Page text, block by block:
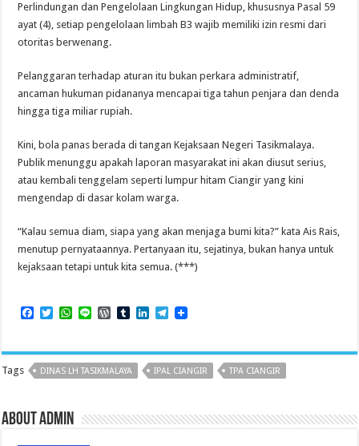
Perlindungan dan Pengelolaan Lingkungan Hidup, khususnya Pasal 59
ayat (4), setiap pengelolaan limbah B3 wajib memiliki izin resmi dari
otoritas berwenang.
Pelanggaran terhadap aturan itu bukan perkara administratif,
ancaman hukuman pidananya mencapai tiga tahun penjara dan denda
hingga tiga miliar rupiah.
Kini, bola panas berada di tangan Kejaksaan Negeri Tasikmalaya.
Publik menunggu apakah laporan masyarakat ini akan diusut serius,
atau kembali tenggelam seperti lumpur hitam Ciangir yang kini
mengendap di dasar kolam warga.
“Kalau semua diam, siapa yang akan menjaga bumi kita?” kata Ais Rais,
menutup pernyataannya. Pertanyaan itu, sejatinya, bukan hanya untuk
kejaksaan tetapi untuk kita semua. (***)
F
e
b
o
T
t
t
e
W
t
s
A
L
e
W
d
P
r
s
T
b
l
r
L
k
e
d
T
e
g
r
Tags DINAS LH TASIKMALAYA IPAL CIANGIR TPA CIANGIR
About admin